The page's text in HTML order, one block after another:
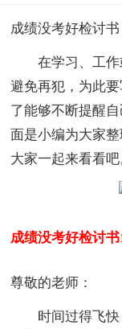
成绩没考好检讨书
在学习、工作
避免再犯，为此
了能够不断提醒
面是小编为大家
大家一起来看看吧
成绩没考好检讨书
尊敬的老师：
时间过得飞快